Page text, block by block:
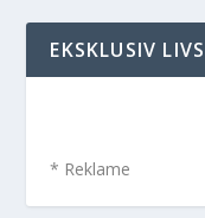
EKSKLUSIV
* Reklame